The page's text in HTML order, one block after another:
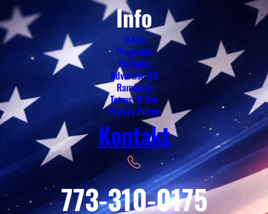
Info
O Nas
Programy
Reklama
Advertise US
Ramówka
Terms Of Use
Privacy Policy
Kontakt
773-310-0175